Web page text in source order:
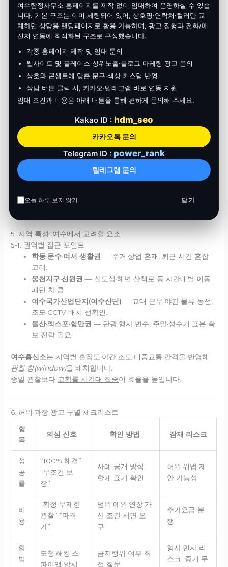
종합 보
고서
증빙 정리·법률
리스크 브리핑
200,000 ~
700,000
분량·형
식 의존
유형 기간 적합 사례
간단 2~5일 단일 사실 확인
복합
기간을 좌우하는 4가지
증빙 접근 권한(소유·동의 확보 여부).
연속 모니터링 필요성(주기적 추적).
5. 지역 특성: 여수에서 고려할 요소
5-1. 권역별 접근 포인트
학동·문수·여서 생활권 — 주거·상업 혼재, 퇴근 시간 혼잡
고려.
웅천지구·선원권 — 신도심·해변 산책로 등 시간대별 이동
패턴 차 큼.
여수국가산업단지(여수산단) — 교대 근무·야간 물류 동선,
조도·CCTV 배치 선확인.
돌산·엑스포·항만권 — 관광·행사 변수, 주말·성수기 표본 확
보 전략 필요.
여수흥신소는 지역별 혼잡도·야간 조도·대중교통 간격을 반영해
관찰 창(window)을 배치합니다.
종일 관찰보다 고확률 시간대 집중이 효율을 높입니다.
6. 허위·과장 광고 구별 체크리스트
항
목
의심 신호 확인 방법 잠재 리스크
성
공
률
“100% 해결”
“무조건 보
장”
사례 공개 방식·
한계 표기 확인
허위·위법 제
안 가능성
비
용
“확정 무제한
관찰” “파격
가”
범위·예외·연장·가
산 조건 서면 요
구
추가요금 분
쟁
합
법
도청·해킹·스
파이앱 암시
금지행위 여부 직
접 질문
형사·민사 리
스크, 증거 무
여수탐정사무소 홈페이지를 제작 없이 임대하여 운영하실 수 있습
니다. 기본 구조는 이미 세팅되어 있어, 상호명·연락처·컬러만 교
체하면 상담용 랜딩페이지로 활용 가능하며, 광고 집행과 전화/메
신저 연동에 최적화된 구조로 구성했습니다.
각종 홈페이지 제작 및 임대 문의
웹사이트 및 플레이스 상위노출·블로그 마케팅 광고 문의
상호와 콘셉트에 맞춘 문구·색상 커스텀 반영
상담 버튼 클릭 시, 카카오·텔레그램 바로 연동 지원
임대 조건과 비용은 아래 버튼을 통해 편하게 문의해 주세요.
Kakao ID : hdm_seo
카카오톡 문의
Telegram ID : power_rank
텔레그램 문의
오늘 하루 보지 않기 닫기